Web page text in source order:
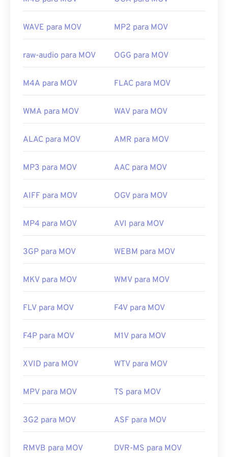
tecnologias e elas não abrem no QuickTime.
Desenvolvido por:
Apple Inc.
Links úteis:
https://developer.apple.com/library/archive/
WAVE para MOV MP2 para MOV
raw-audio para MOV OGG para MOV
M4A para MOV FLAC para MOV
WMA para MOV WAV para MOV
ALAC para MOV AMR para MOV
MP3 para MOV AAC para MOV
AIFF para MOV OGV para MOV
MP4 para MOV AVI para MOV
3GP para MOV WEBM para MOV
MKV para MOV WMV para MOV
FLV para MOV F4V para MOV
F4P para MOV M1V para MOV
XVID para MOV WTV para MOV
MPV para MOV TS para MOV
3G2 para MOV ASF para MOV
RMVB para MOV DVR-MS para MOV